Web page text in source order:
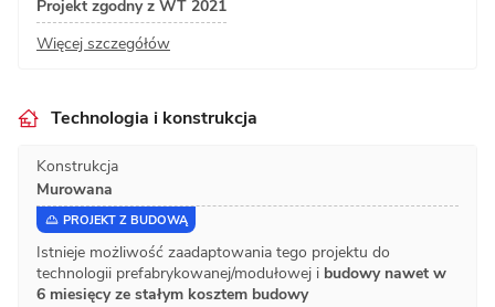
Projekt zgodny z WT 2021
Więcej szczegółów
Technologia i konstrukcja
Konstrukcja
Murowana
PROJEKT Z BUDOWĄ
Istnieje możliwość zaadaptowania tego projektu do
technologii prefabrykowanej/modułowej i budowy nawet w
6 miesięcy ze stałym kosztem budowy